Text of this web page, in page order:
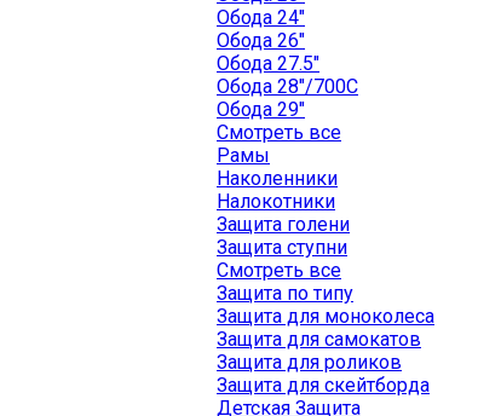
Обода 24"
Обода 26"
Обода 27.5"
Обода 28"/700C
Обода 29"
Смотреть все
Рамы
Наколенники
Налокотники
Защита голени
Защита ступни
Смотреть все
Защита по типу
Защита для моноколеса
Защита для самокатов
Защита для роликов
Защита для скейтборда
Детская Защита